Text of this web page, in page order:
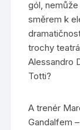
gól, nemůže
směrem k
trochy
Alessandro
Totti?
A trenér
Gandalfem